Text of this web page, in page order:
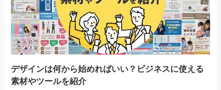
デザインは何から始めればいい？ビジネスに使える
素材やツールを紹介